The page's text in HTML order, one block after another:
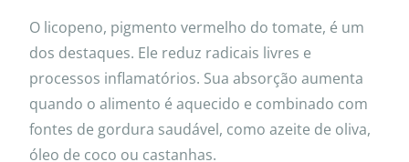
O licopeno, pigmento vermelho do tomate, é um
dos destaques. Ele reduz radicais livres e
processos inflamatórios. Sua absorção aumenta
quando o alimento é aquecido e combinado com
fontes de gordura saudável, como azeite de oliva,
óleo de coco ou castanhas.